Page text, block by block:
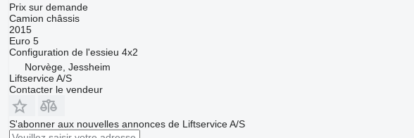
Prix sur demande
Camion châssis
2015
Euro 5
Configuration de l'essieu 4x2
Norvège, Jessheim
Liftservice A/S
Contacter le vendeur
S'abonner aux nouvelles annonces de Liftservice A/S